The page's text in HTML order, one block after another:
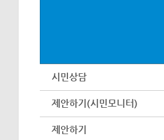
시민상담
제안하기(시민모니터)
제안하기